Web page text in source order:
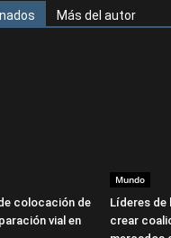
Más del autor
colocación de
vial en
Mundo
Líderes de
crear